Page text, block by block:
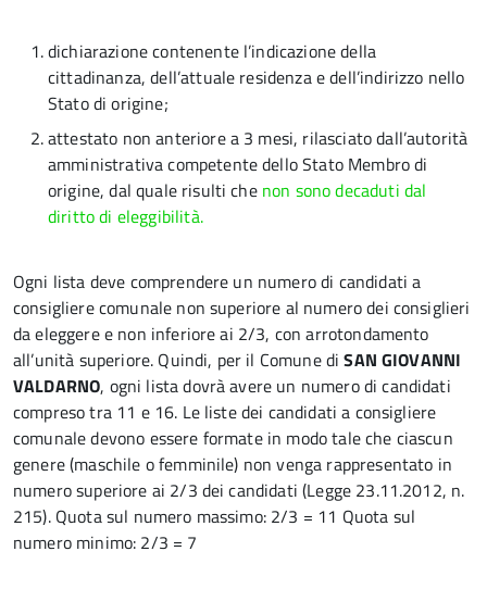
dichiarazione contenente l’indicazione della
cittadinanza, dell’attuale residenza e dell’indirizzo nello
Stato di origine;
attestato non anteriore a 3 mesi, rilasciato dall’autorità
amministrativa competente dello Stato Membro di
origine, dal quale risulti che non sono decaduti dal
diritto di eleggibilità.
Ogni lista deve comprendere un numero di candidati a
consigliere comunale non superiore al numero dei consiglieri
da eleggere e non inferiore ai 2/3, con arrotondamento
all’unità superiore. Quindi, per il Comune diSAN GIOVANNI
VALDARNO, ogni lista dovrà avere un numero di candidati
compreso tra 11 e 16. Le liste dei candidati a consigliere
comunale devono essere formate in modo tale che ciascun
genere (maschile o femminile) non venga rappresentato in
numero superiore ai 2/3 dei candidati (Legge 23.11.2012, n.
215). Quota sul numero massimo: 2/3 = 11 Quota sul
numero minimo: 2/3 = 7